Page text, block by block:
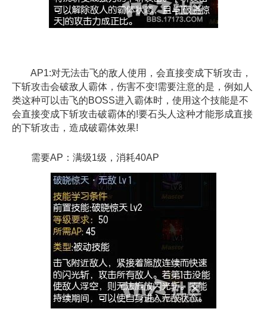
AP1:对无法击飞的敌人使用，会直接变成下斩攻击，
下斩攻击会破敌人霸体，伤害不变!需要注意的是，例如人
类这种可以击飞的BOSS进入霸体时，使用这个技能是不
会直接变成下斩攻击破霸体的!要石头人这种才能形成直接
的下斩攻击，造成破霸体效果!
需要AP：满级1级，消耗40AP